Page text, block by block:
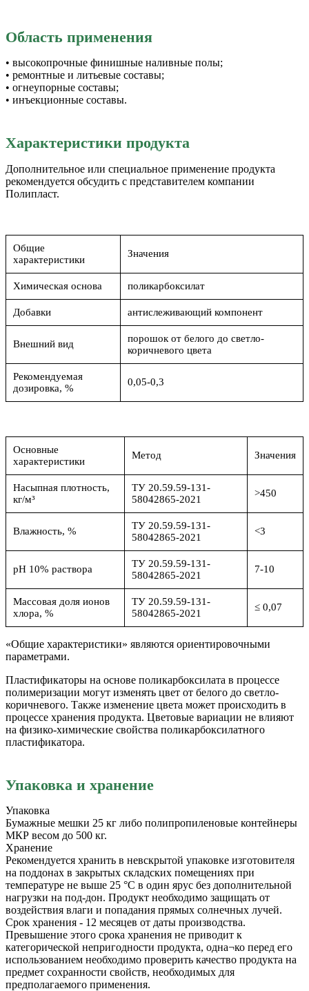
Область применения
• высокопрочные финишные наливные полы;
• ремонтные и литьевые составы;
• огнеупорные составы;
• инъекционные составы.
Характеристики продукта
Дополнительное или специальное применение продукта
рекомендуется обсудить с представителем компании
Полипласт.
Общие
характеристики
Значения
Химическая основа поликарбоксилат
Добавки антислеживающий компонент
Внешний вид
порошок от белого до светло-
коричневого цвета
Рекомендуемая
дозировка, %
0,05-0,3
Основные
характеристики
Метод Значения
Насыпная плотность,
кг/м³
ТУ 20.59.59-131-
58042865-2021
>450
Влажность, %
ТУ 20.59.59-131-
58042865-2021
<3
рН 10% раствора
ТУ 20.59.59-131-
58042865-2021
7-10
Массовая доля ионов
хлора, %
ТУ 20.59.59-131-
58042865-2021
≤ 0,07
«Общие характеристики» являются ориентировочными
параметрами.
Пластификаторы на основе поликарбоксилата в процессе
полимеризации могут изменять цвет от белого до светло-
коричневого. Также изменение цвета может происходить в
процессе хранения продукта. Цветовые вариации не влияют
на физико-химические свойства поликарбоксилатного
пластификатора.
Упаковка и хранение
Упаковка
Бумажные мешки 25 кг либо полипропиленовые контейнеры
МКР весом до 500 кг.
Хранение
Рекомендуется хранить в невскрытой упаковке изготовителя
на поддонах в закрытых складских помещениях при
температуре не выше 25 °С в один ярус без дополнительной
нагрузки на под-дон. Продукт необходимо защищать от
воздействия влаги и попадания прямых солнечных лучей.
Срок хранения - 12 месяцев от даты производства.
Превышение этого срока хранения не приводит к
категорической непригодности продукта, одна¬ко перед его
использованием необходимо проверить качество продукта на
предмет сохранности свойств, необходимых для
предполагаемого применения.